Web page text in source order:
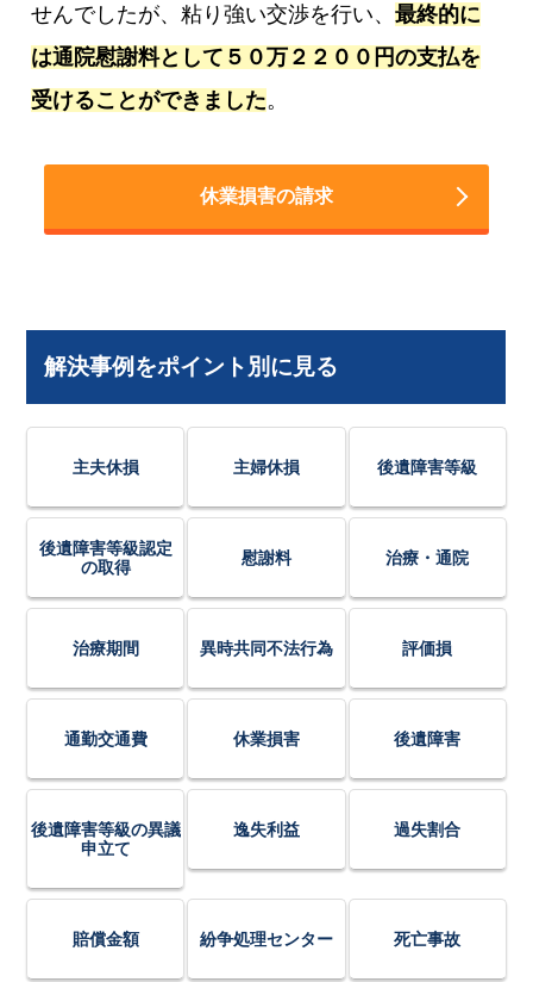
せんでしたが、粘り強い交渉を行い、最終的に
は通院慰謝料として５０万２２００円の支払を
受けることができました。
休業損害の請求
解決事例をポイント別に見る
主夫休損 主婦休損 後遺障害等級
後遺障害等級認定
の取得
慰謝料 治療・通院
治療期間 異時共同不法行為 評価損
通勤交通費 休業損害 後遺障害
後遺障害等級の異議
申立て
逸失利益 過失割合
賠償金額 紛争処理センター 死亡事故